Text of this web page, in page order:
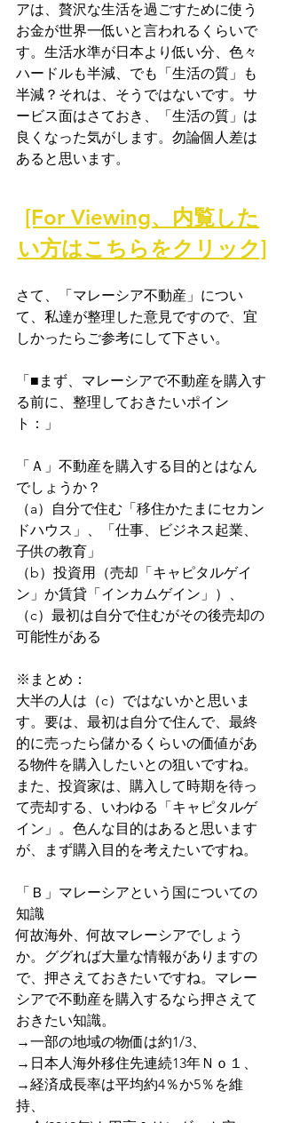
アは、贅沢な生活を過ごすために使う
お金が世界一低いと言われるくらいで
す。生活水準が日本より低い分、色々
ハードルも半減、でも「生活の質」も
半減？それは、そうではないです。サ
ービス面はさておき、「生活の質」は
良くなった気がします。勿論個人差は
あると思います。
[For Viewing、内覧した
い方はこちらをクリック]
さて、「マレーシア不動産」につい
て、私達が整理した意見ですので、宜
しかったらご参考にして下さい。
「■まず、マレーシアで不動産を購入す
る前に、整理しておきたいポイン
ト：」
「Ａ」不動産を購入する目的とはなん
でしょうか？
（a）自分で住む「移住かたまにセカン
ドハウス」、「仕事、ビジネス起業、
子供の教育」
（b）投資用（売却「キャピタルゲイ
ン」か賃貸「インカムゲイン」）、
（c）最初は自分で住むがその後売却の
可能性がある
※まとめ：
大半の人は（c）ではないかと思いま
す。要は、最初は自分で住んで、最終
的に売ったら儲かるくらいの価値があ
る物件を購入したいとの狙いですね。
また、投資家は、購入して時期を待っ
て売却する、いわゆる「キャピタルゲ
イン」。色んな目的はあると思います
が、まず購入目的を考えたいですね。
「Ｂ」マレーシアという国についての
知識
何故海外、何故マレーシアでしょう
か。ググれば大量な情報がありますの
で、押さえておきたいですね。マレー
シアで不動産を購入するなら押さえて
おきたい知識。
→一部の地域の物価は約1/3、
→日本人海外移住先連続13年Ｎｏ１、
→経済成長率は平均約4％か5％を維
持、